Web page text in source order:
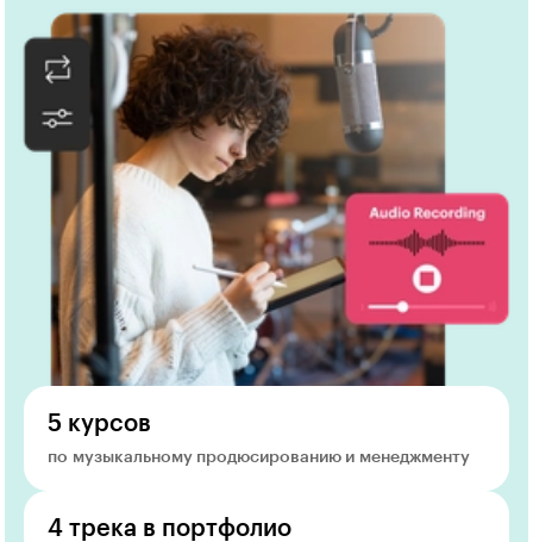
5 курсов
по музыкальному продюсированию и менеджменту
4 трека в портфолио